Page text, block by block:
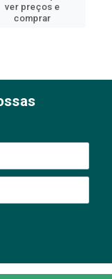
ver preços e
comprar